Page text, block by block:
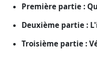
Première partie :
Deuxième partie :
Troisième partie :